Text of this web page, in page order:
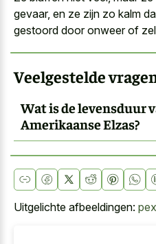
gevaar, en ze zijn zo kalm
gestoord door onweer of
Veelgestelde
Wat is de levensduur
Amerikaanse Elzas?
Uitgelichte afbeeldingen: